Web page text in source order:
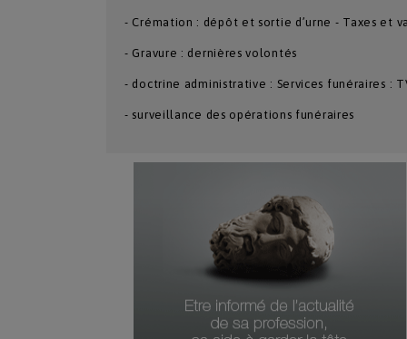
- Crémation : dépôt et sortie d’urne - Taxes et
- Gravure : dernières volontés
- doctrine administrative : Services funéraires :
- surveillance des opérations funéraires
Numéro Du Produit
Type De Produit